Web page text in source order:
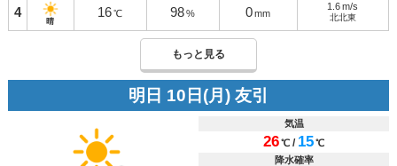
4
晴
16 ℃ 98 % 0 mm
1.6 m/s
北北東
もっと見る
明日 10日(月) 友引
気温
26℃ / 15℃
降水確率